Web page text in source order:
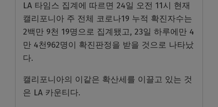
LA 타임스 집계에 따르면 24일 오전 11시 현재
캘리포니아 주 전체 코로나19 누적 확진자수는
2백만 9천 19명으로 집계됐고, 23일 하루에만 4
만 4천962명이 확진판정을 받을 것으로 나타났
다.
캘리포니아의 이같은 확산세를 이끌고 있는 것
은 LA 카운티다.